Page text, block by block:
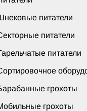
питатели
питатели
питатели
грохоты
грохоты